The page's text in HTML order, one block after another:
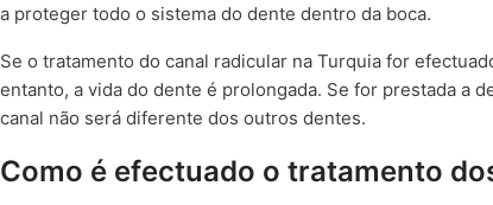
a proteger todo o sistema do dente dentro da boca.
Se o tratamento do canal radicular na Turquia for
entanto, a vida do dente é prolongada. Se for prestada a
canal não será diferente dos outros dentes.
Como é efectuado o tratamento